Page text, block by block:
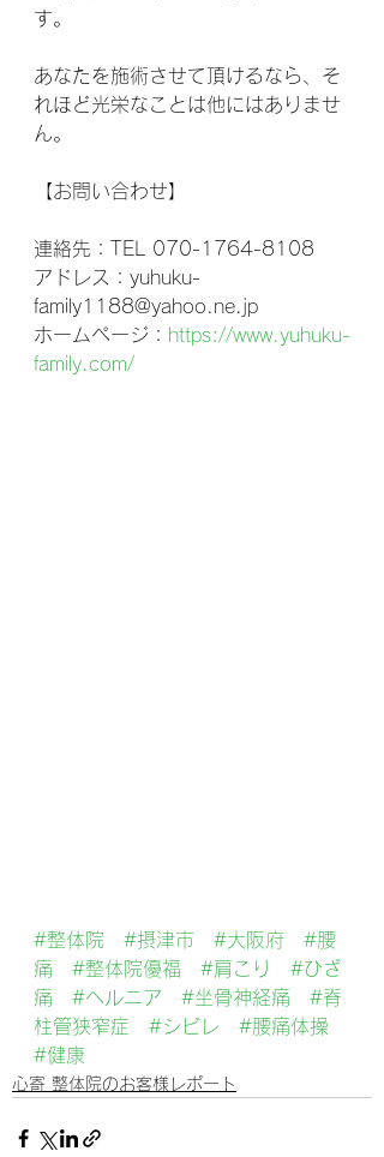
す。
あなたを施術させて頂けるなら、そ
れほど光栄なことは他にはありませ
ん。
【お問い合わせ】
連絡先：TEL 070-1764-8108
アドレス：yuhuku-
family1188@yahoo.ne.jp
ホームページ： https://www.yuhuku-
family.com/
#整体院 #摂津市 #大阪府
#腰
痛
#整体院優福 #肩こり
#ひざ
痛
#ヘルニア #坐骨神経痛
#脊
柱管狭窄症
#シビレ
#腰痛体操
#健康
心寄 整体院のお客様レポート